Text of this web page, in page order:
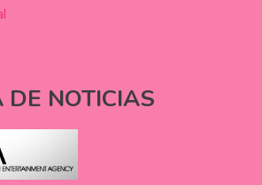
DE NOTICIAS